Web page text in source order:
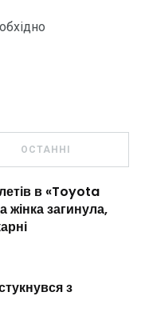
ОСТАННІ
в «Toyota
загинула,
з